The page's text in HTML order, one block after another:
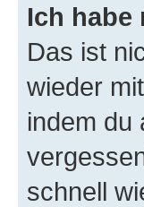
Ich habe
Das ist
wieder
indem du
schnell